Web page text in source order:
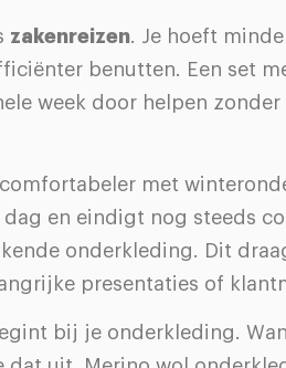
zakenreizen. Je hoeft
benutten. Een set
week door helpen
met
en eindigt nog steeds
onderkleding. Dit
presentaties of
bij je onderkleding.